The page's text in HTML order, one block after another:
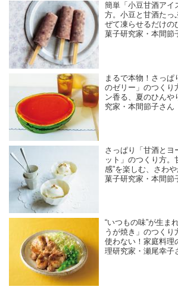
簡単「小豆甘酒アイ
方。小豆と甘酒たっ
ぜて凍らせるだけの
菓子研究家・本間節
まるで本物！さっぱ
のゼリー」のつくり
ン香る、夏のひんや
究家・本間節子さん
さっぱり「甘酒とヨ
ット」のつくり方。
感”を楽しむ、さわ
菓子研究家・本間節
“いつもの味”が生ま
うが焼き」のつくり
使わない！家庭料理
理研究家・瀬尾幸子